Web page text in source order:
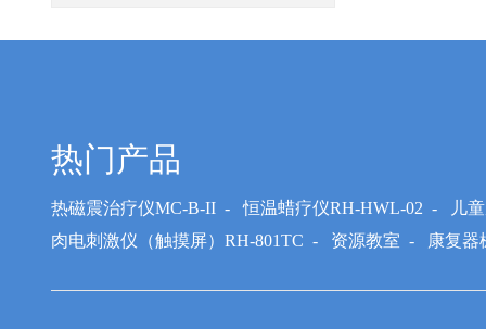
热门产品
热磁震治疗仪MC-B-II-恒温蜡疗仪RH-HWL-02 -
儿
肉电刺激仪（触摸屏）RH-801TC - 资源教室 - 康复器